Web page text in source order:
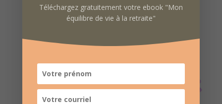
Téléchargez gratuitement votre ebook "Mon
équilibre de vie à la retraite"